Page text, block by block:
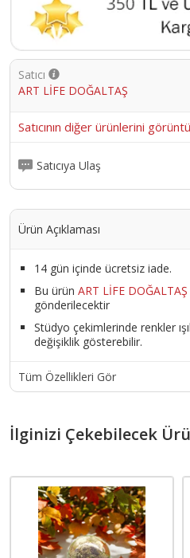
Satıcı
ART LİFE DOĞALTAŞ
Satıcının diğer ürünlerini
Satıcıya Ulaş
Ürün Açıklaması
14 gün içinde ücretsiz iade.
Bu ürün ART LİFE DOĞALTAŞ
gönderilecektir
Stüdyo çekimlerinde renkler
değişiklik gösterebilir.
Tüm Özellikleri Gör
İlginizi Çekebilecek